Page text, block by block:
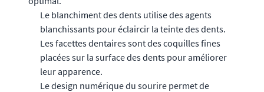
Le blanchiment des dents utilise des agents
blanchissants pour éclaircir la teinte des dents.
Les facettes dentaires sont des coquilles fines
placées sur la surface des dents pour améliorer
leur apparence.
Le design numérique du sourire permet de